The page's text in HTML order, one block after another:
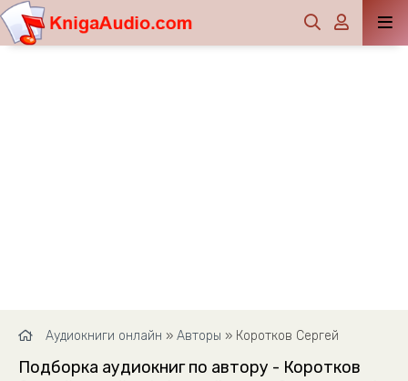
Аудиокниги онлайн » Авторы » Коротков Сергей
Подборка аудиокниг по автору - Коротков